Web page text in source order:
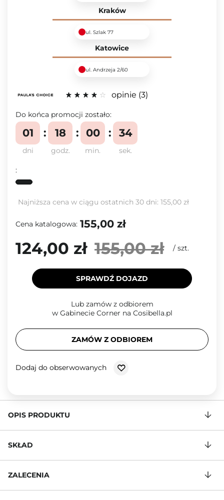
Kraków
ul. Szlak 77
Katowice
ul. Andrzeja 2/60
opinie 3
Do końca promocji zostało:
dni
01
godz.
18
min.
00
sek.
33
:
Najniższa cena w ciągu ostatnich 30 dni: 155,00 zł
Cena katalogowa: 155,00 zł
124,00 zł 155,00 zł / szt.
SPRAWDŹ DOJAZD
Lub zamów z odbiorem
w Gabinecie Corner na Cosibella.pl
ZAMÓW Z ODBIOREM
Dodaj do obserwowanych
OPIS PRODUKTU
SKŁAD
ZALECENIA